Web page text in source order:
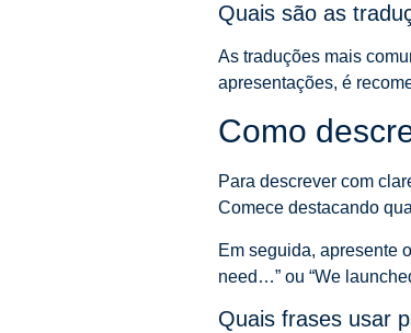
Quais são as
As traduções mais
apresentações, é
Como
Para descrever com
Comece destacando
Em seguida, apresente
need…” ou “We
Quais frases usar